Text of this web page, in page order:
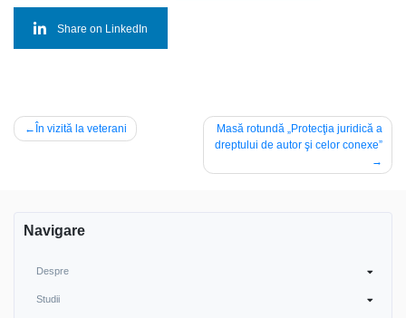
Share on LinkedIn
PostÎn vizită la veterani
Masă rotundă „Protecţia juridică a
dreptului de autor şi celor conexe”
Navigare
Despre
Studii